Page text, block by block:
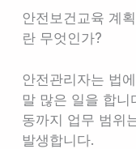
안전보건교육 계
란 무엇인가?
안전관리자는 법
말 많은 일을 합
동까지 업무 범위
발생합니다.